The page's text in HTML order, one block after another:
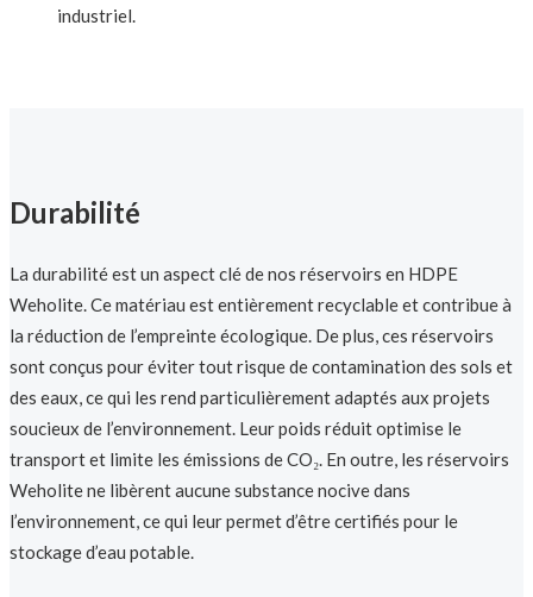
industriel.
Durabilité
La durabilité est un aspect clé de nos réservoirs en HDPE
Weholite. Ce matériau est entièrement recyclable et contribue à
la réduction de l’empreinte écologique. De plus, ces réservoirs
sont conçus pour éviter tout risque de contamination des sols et
des eaux, ce qui les rend particulièrement adaptés aux projets
soucieux de l’environnement. Leur poids réduit optimise le
transport et limite les émissions de CO₂. En outre, les réservoirs
Weholite ne libèrent aucune substance nocive dans
l’environnement, ce qui leur permet d’être certifiés pour le
stockage d’eau potable.